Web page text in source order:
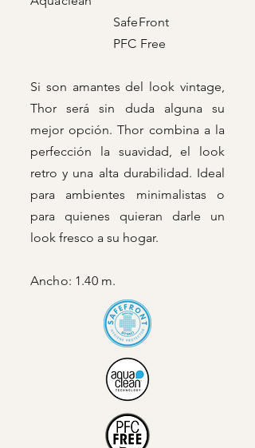
SafeFront
PFC Free
Si son amantes del look vintage,
Thor será sin duda alguna su
mejor opción. Thor combina a la
perfección la suavidad, el look
retro y una alta durabilidad. Ideal
para ambientes minimalistas o
para quienes quieran darle un
look fresco a su hogar.
Ancho: 1.40 m.